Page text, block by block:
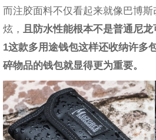
而注胶面料不仅看起来就像巴博
炫， 且防水性能根本不是普通尼
1这款多用途钱包这样还收纳许多
碎物品的钱包就显得更为重要。